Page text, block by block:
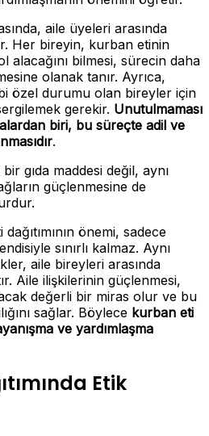
aile üyeleri arasında
Her bireyin, kurban etinin
alacağını bilmesi, sürecin daha
olanak tanır. Ayrıca,
özel durumu olan bireyler için
gerekir. Unutulmaması
biri, bu süreçte adil ve
.
gıda maddesi değil, aynı
güçlenmesine de
önemi, sadece
sınırlı kalmaz. Aynı
aile bireyleri arasında
Aile ilişkilerinin güçlenmesi,
değerli bir miras olur ve bu
sağlar. Böylece kurban eti
ve yardımlaşma
Etik